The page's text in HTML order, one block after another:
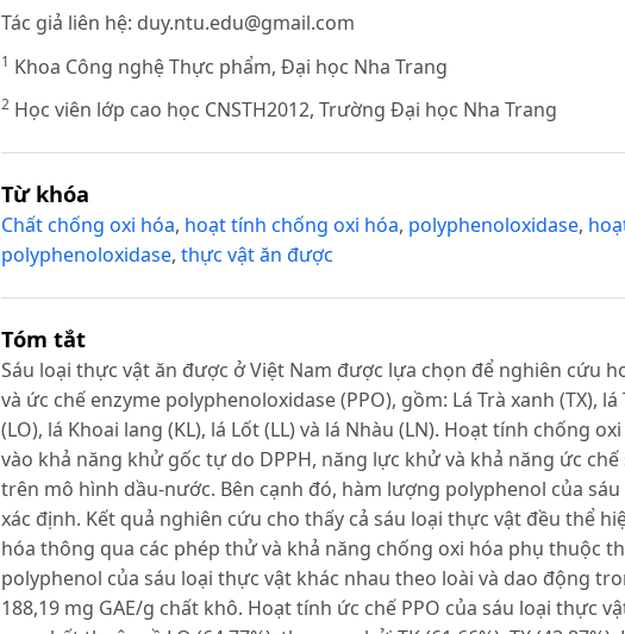
Tác giả liên hệ: duy.ntu.edu@gmail.com
1 Khoa Công nghệ Thực phẩm, Đại học Nha Trang
2 Học viên lớp cao học CNSTH2012, Trường Đại học Nha Trang
Từ khóa
Chất chống oxi hóa, hoạt tính chống oxi hóa, polyphenoloxidase,
polyphenoloxidase,thực vật ăn được
Tóm tắt
Sáu loại thực vật ăn được ở Việt Nam được lựa chọn để nghiên cứu
và ức chế enzyme polyphenoloxidase (PPO), gồm: Lá Trà xanh (TX),
(LO), lá Khoai lang (KL), lá Lốt (LL) và lá Nhàu (LN). Hoạt tính chống
vào khả năng khử gốc tự do DPPH, năng lực khử và khả năng ức
trên mô hình dầu-nước. Bên cạnh đó, hàm lượng polyphenol của
xác định. Kết quả nghiên cứu cho thấy cả sáu loại thực vật đều thể
hóa thông qua các phép thử và khả năng chống oxi hóa phụ thuộc
polyphenol của sáu loại thực vật khác nhau theo loài và dao động
188,19 mg GAE/g chất khô. Hoạt tính ức chế PPO của sáu loại thực